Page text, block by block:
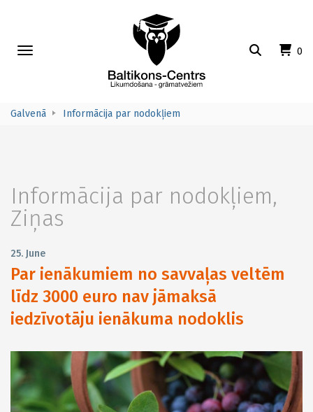
0
Toggle
Galvenā Informācija par nodokļiem
Informācija par nodokļiem,
Ziņas
25. June
Par ienākumiem no savvaļas veltēm
līdz 3000 euro nav jāmaksā
iedzīvotāju ienākuma nodoklis